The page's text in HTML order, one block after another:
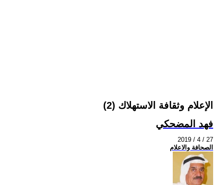
الإعلام وثقافة الاستهلاك (2)
فهد المضحكي
2019 / 4 / 27
الصحافة والاعلام